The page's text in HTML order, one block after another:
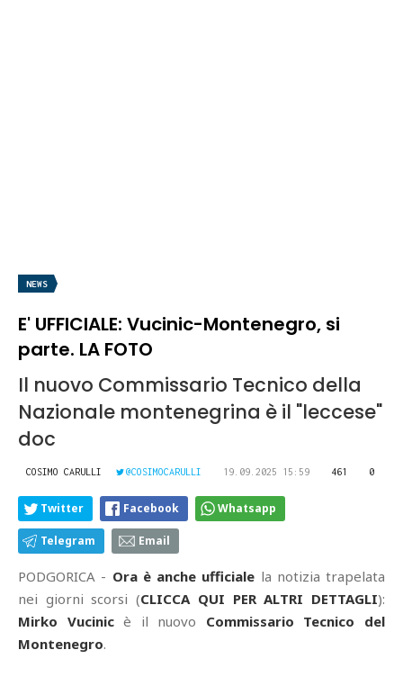
NEWS
E' UFFICIALE: Vucinic-Montenegro, si
parte. LA FOTO
Il nuovo Commissario Tecnico della
Nazionale montenegrina è il "leccese"
doc
COSIMO CARULLI @COSIMOCARULLI 19.09.2025 15:59 461 0
Twitter Facebook Whatsapp
Telegram Email
PODGORICA - Ora è anche ufficiale la notizia trapelata
nei giorni scorsi (CLICCA QUI PER ALTRI DETTAGLI):
Mirko Vucinicè il nuovo Commissario Tecnico del
Montenegro.